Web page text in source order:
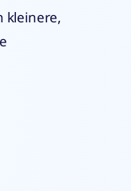
kleinere,